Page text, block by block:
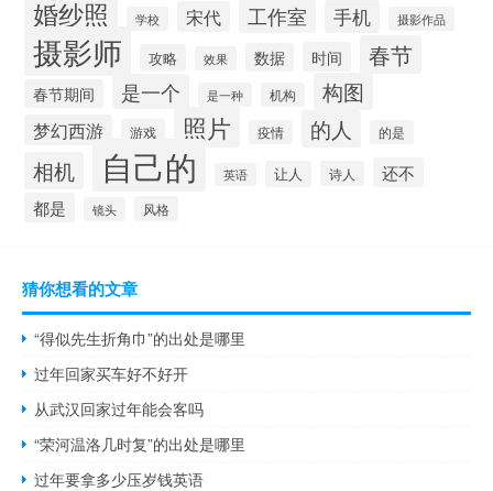
婚纱照 学校 宋代 工作室 手机 摄影作品
摄影师 攻略 效果 数据 时间 春节
春节期间 是一个 是一种 机构 构图
梦幻西游 游戏 照片 疫情 的人 的是
相机 自己的 英语 让人 诗人
还不
都是
镜头 风格
猜你想看的文章
“得似先生折角巾”的出处是哪里
过年回家买车好不好开
从武汉回家过年能会客吗
“荣河温洛几时复”的出处是哪里
过年要拿多少压岁钱英语